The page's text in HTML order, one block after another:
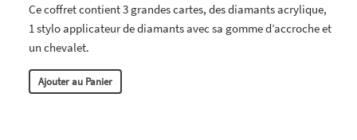
Ce coffret contient 3 grandes cartes, des diamants acrylique,
1 stylo applicateur de diamants avec sa gomme d’accroche et
un chevalet.
Ajouter au Panier